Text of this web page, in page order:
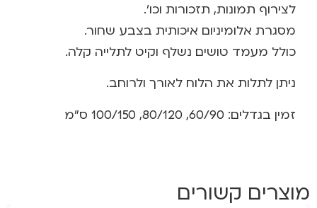
לצירוף תמונות, תזכורות וכו’.
מסגרת אלומיניום איכותית בצבע שחור.
כולל מעמד טושים נשלף וקיט לתלייה קלה.
ניתן לתלות את הלוח לאורך ולרוחב.
זמין בגדלים: 60/90, 80/120, 100/150 ס”מ
מוצרים קשורים